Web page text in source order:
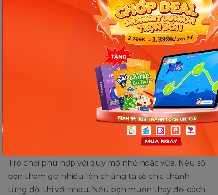
Trò chơi nhảy ô chữ với flashcard tiếng Anh cho bé. (Ảnh:
Sưu tầm Internet)
: Đầu tiên xếp các thẻ tiếng Anh
(mặt có hình minh hoạ) lên sàn nhà, lớp học theo
một đường thẳng. Mỗi một thẻ có khoảng cách
nhất định để bé có thể nhảy tới được.
Yêu cầu: Bạn nhỏ sẽ nhảy từng bước tới các thẻ, tới
thẻ nào bé đọc tên tiếng Anh của thẻ đó lên, nếu
Trò chơi phù hợp với quy mô nhỏ hoặc vừa. Nếu số
bạn tham gia nhiều lên chúng ta sẽ chia thành
từng đội thi với nhau. Nếu bạn muốn thay đổi cách